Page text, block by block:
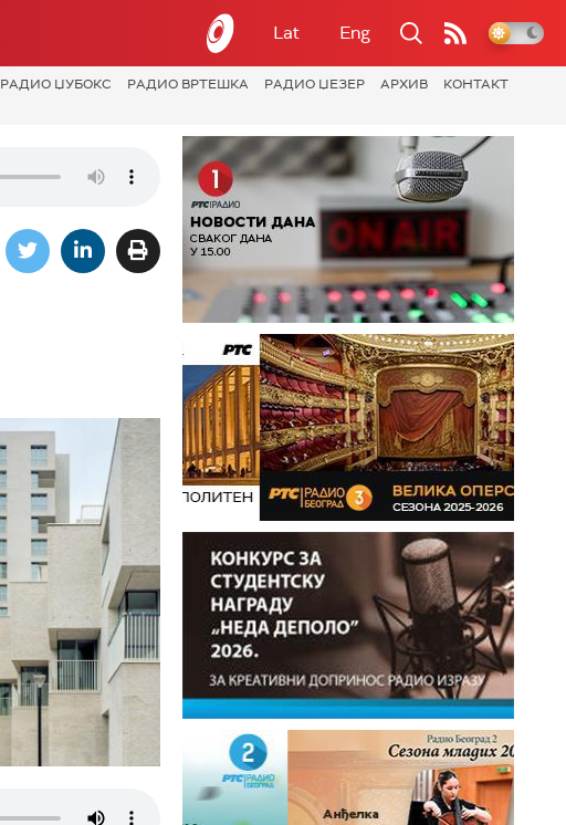
Lat Eng
РАДИО ЏУБОКС РАДИО ВРТЕШКА РАДИО ЏЕЗЕР АРХИВ
КОНТАКТ